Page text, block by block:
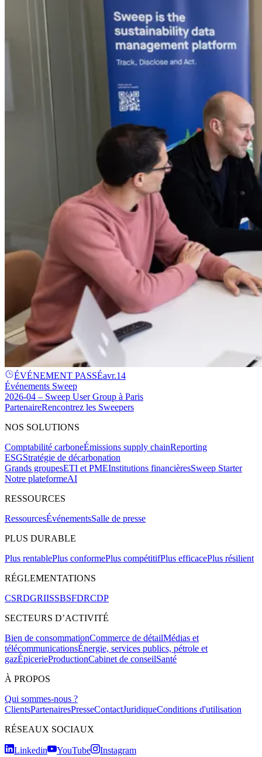
ÉVÉNEMENT PASSÉavr.14
Événements Sweep
2026-04 – Sweep User Group à Paris
PartenaireRencontrez les Sweepers
NOS SOLUTIONS
Comptabilité carboneÉmissions supply chainReporting
ESGStratégie de décarbonation
Grands groupesETI et PMEInstitutions financièresSweep Starter
Notre plateformeAI
RESSOURCES
RessourcesÉvénementsSalle de presse
PLUS DURABLE
Plus rentablePlus conformePlus compétitifPlus efficacePlus résilient
RÉGLEMENTATIONS
CSRDGRIISSBSFDRCDP
SECTEURS D’ACTIVITÉ
Bien de consommationCommerce de détailMédias et
télécommunicationsÉnergie, services publics, pétrole et
gazÉpicerieProductionCabinet de conseilSanté
À PROPOS
Qui sommes-nous ?
ClientsPartenairesPresseContactJuridiqueConditions d'utilisation
RÉSEAUX SOCIAUX
Linkedin YouTube
Instagram